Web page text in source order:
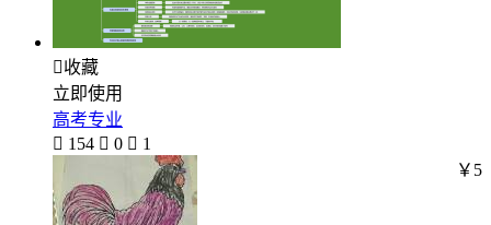
收藏
立即使用
高考专业
 154  0  1
￥5